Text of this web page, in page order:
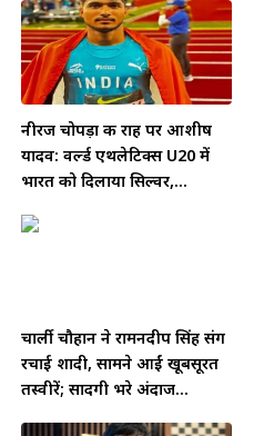
नीरज चोपड़ा की राह पर आशीष
यादव: वर्ल्ड एथलेटिक्स U20 में
भारत को दिलाया सिल्वर,...
चार्ली चौहान ने रामनदीप सिंह संग
रचाई शादी, सामने आईं खूबसूरत
तस्वीरें; सादगी भरे अंदाज...